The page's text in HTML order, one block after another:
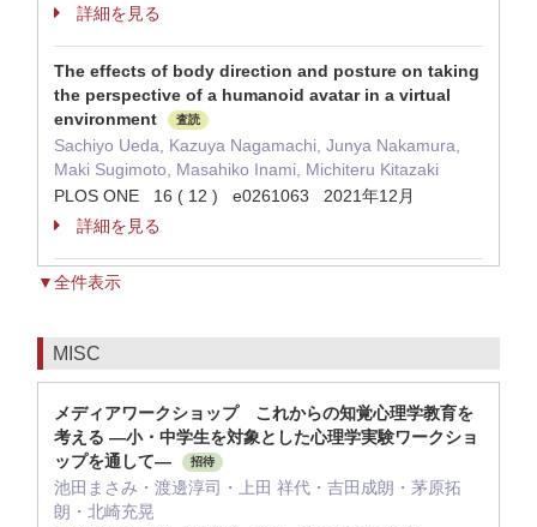
詳細を見る
The effects of body direction and posture on taking
the perspective of a humanoid avatar in a virtual
environment
査読
Sachiyo Ueda, Kazuya Nagamachi, Junya Nakamura,
Maki Sugimoto, Masahiko Inami, Michiteru Kitazaki
PLOS ONE 16 ( 12 ) e0261063 2021年12月
詳細を見る
▼全件表示
MISC
メディアワークショップ これからの知覚心理学教育を
考える —小・中学生を対象とした心理学実験ワークショ
ップを通して—
招待
池田まさみ・渡邊淳司・上田 祥代・吉田成朗・茅原拓
朗・北崎充晃